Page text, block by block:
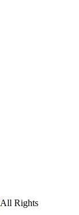
All Rights